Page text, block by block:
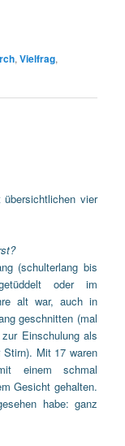
,Vielfrag,
vier
(schulterlang bis
oder im
alt war, auch in
geschnitten (mal
Einschulung als
Mit 17 waren
einem schmal
Gesicht gehalten.
habe: ganz